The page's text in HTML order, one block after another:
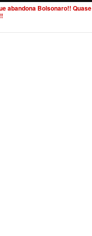
abandona Bolsonaro!! Quase